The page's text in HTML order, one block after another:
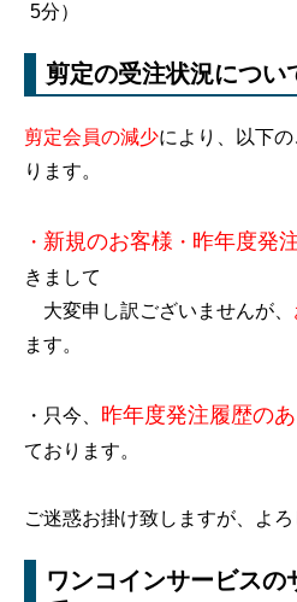
5分）
剪定の受注状況につい
剪定会員の減少により、以下
ります。
・ 新規のお客様 ・ 昨年度発
きまして
大変申し訳ございませんが、
ます。
・只今、 昨年度発注履歴の
ております。
ご迷惑お掛け致しますが、よろ
ワンコインサービスの